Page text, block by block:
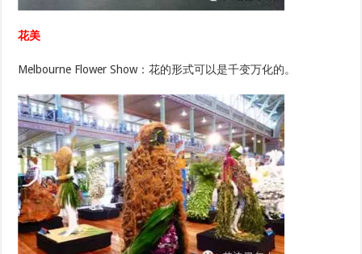
花美
Melbourne Flower Show：花的形式可以是千变万化的。